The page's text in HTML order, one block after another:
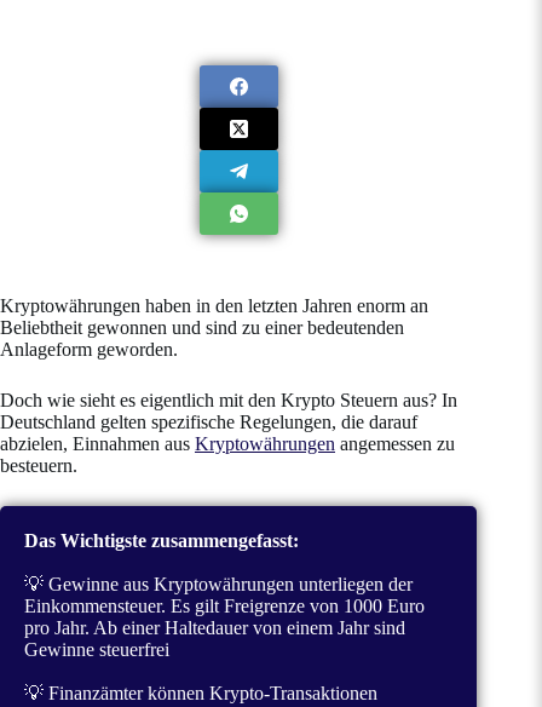
Kryptowährungen haben in den letzten Jahren enorm an
Beliebtheit gewonnen und sind zu einer bedeutenden
Anlageform geworden.
Doch wie sieht es eigentlich mit den Krypto Steuern aus? In
Deutschland gelten spezifische Regelungen, die darauf
abzielen, Einnahmen aus Kryptowährungen angemessen zu
besteuern.
Das Wichtigste zusammengefasst:
💡 Gewinne aus Kryptowährungen unterliegen der
Einkommensteuer. Es gilt Freigrenze von 1000 Euro
pro Jahr. Ab einer Haltedauer von einem Jahr sind
Gewinne steuerfrei
💡 Finanzämter können Krypto-Transaktionen